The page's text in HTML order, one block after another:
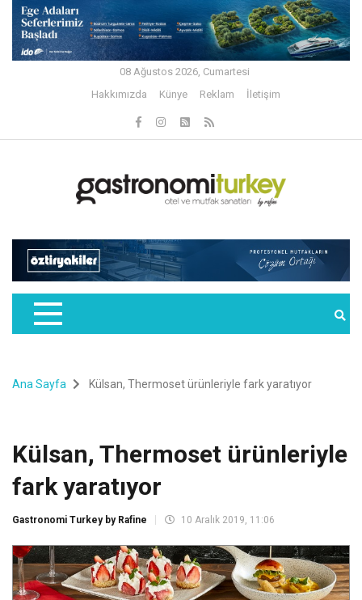
08 Ağustos 2026, Cumartesi
Hakkımızda
Künye Reklam İletişim
Ana Sayfa Külsan, Thermoset ürünleriyle fark yaratıyor
Külsan, Thermoset ürünleriyle
fark yaratıyor
Gastronomi Turkey by Rafine 10 Aralık 2019, 11:06